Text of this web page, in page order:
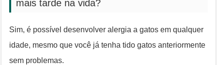
mais tarde na vida?
Sim, é possível desenvolver alergia a gatos em qualquer
idade, mesmo que você já tenha tido gatos anteriormente
sem problemas.